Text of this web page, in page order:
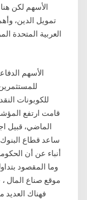
الأسهم لكن
تمويل الدين،
العربية المتحدة
الأسهم
للكوبونات
قامت ارتفع
الماضي، قبيل
ساعد قطاع
أنباء عن أن
وما المقصود
موقع صناع المال ،
فهناك